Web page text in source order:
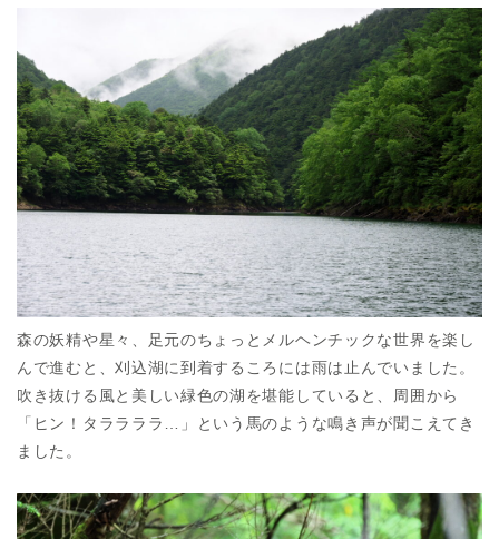
森の妖精や星々、足元のちょっとメルヘンチックな世界を楽し
んで進むと、刈込湖に到着するころには雨は止んでいました。
吹き抜ける風と美しい緑色の湖を堪能していると、周囲から
「ヒン！タララララ…」という馬のような鳴き声が聞こえてき
ました。